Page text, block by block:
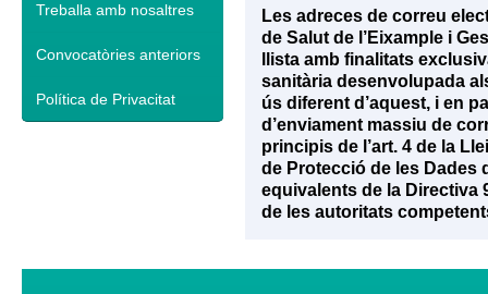
Treballa amb nosaltres
Convocatòries anteriors
Política de Privacitat
Les adreces de correu
de Salut de l’Eixample i
llista amb finalitats
sanitària desenvolupada
ús diferent d’aquest, i en
d’enviament massiu de
principis de l’art. 4 de la
de Protecció de les Dades
equivalents de la Directiva
de les autoritats